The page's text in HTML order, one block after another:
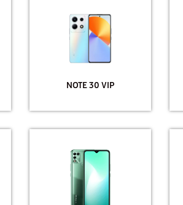
NOTE 30 VIP